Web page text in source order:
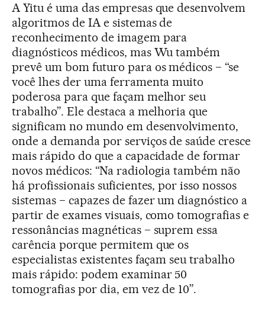
A Yitu é uma das empresas que desenvolvem
algoritmos de IA e sistemas de
reconhecimento de imagem para
diagnósticos médicos, mas Wu também
prevê um bom futuro para os médicos − “se
você lhes der uma ferramenta muito
poderosa para que façam melhor seu
trabalho”. Ele destaca a melhoria que
significam no mundo em desenvolvimento,
onde a demanda por serviços de saúde cresce
mais rápido do que a capacidade de formar
novos médicos: “Na radiologia também não
há profissionais suficientes, por isso nossos
sistemas − capazes de fazer um diagnóstico a
partir de exames visuais, como tomografias e
ressonâncias magnéticas − suprem essa
carência porque permitem que os
especialistas existentes façam seu trabalho
mais rápido: podem examinar 50
tomografias por dia, em vez de 10”.